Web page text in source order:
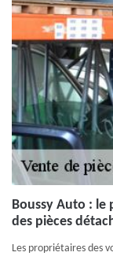
Boussy Auto :
des pièces
Les propriétaires des